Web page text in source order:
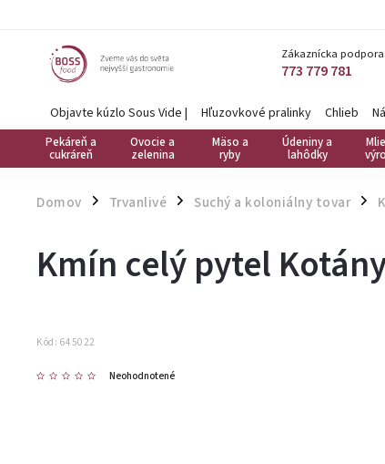
Zákaznícka podpora:
773 779 781
Objavte kúzlo Sous Vide | Hľuzovkové pralinky Chlieb
Pekáreň a
cukráreň
Ovocie a
zelenina
Mäso a
ryby
Údeniny a
lahôdky
Domov / Trvanlivé / Suchý a koloniálny tovar /
Kmín celý pytel
Kód: 645022
Neohodnotené